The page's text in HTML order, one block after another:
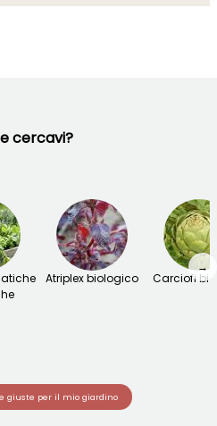
cercavi?
Atriplex biologico Carciofi
→
giuste per il mio giardino